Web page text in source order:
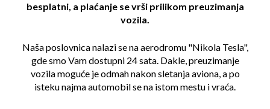
besplatni, a plaćanje se vrši prilikom preuzimanja
vozila.
Naša poslovnica nalazi se na aerodromu "Nikola Tesla",
gde smo Vam dostupni 24 sata. Dakle, preuzimanje
vozila moguće je odmah nakon sletanja aviona, a po
isteku najma automobil se na istom mestu i vraća.